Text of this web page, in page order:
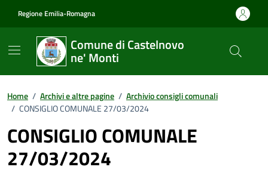
Regione Emilia-Romagna
Comune di Castelnovo
ne' Monti
Home / Archivi e altre pagine / Archivio consigli comunali
/ CONSIGLIO COMUNALE 27/03/2024
CONSIGLIO COMUNALE
27/03/2024